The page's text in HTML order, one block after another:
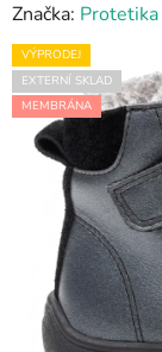
Značka: Protetika
VÝPRODEJ
EXTERNÍ SKLAD
MEMBRÁNA